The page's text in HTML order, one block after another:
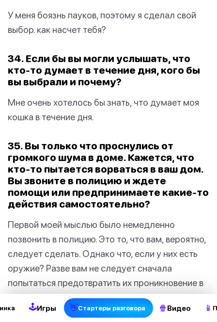
2
У меня боязнь пауков, поэтому я сделал свой
выбор. как насчет тебя?
34. Если бы вы могли услышать, что
кто-то думает в течение дня, кого бы
вы выбрали и почему?
Мне очень хотелось бы знать, что думает моя
кошка в течение дня.
35. Вы только что проснулись от
громкого шума в доме. Кажется, что
кто-то пытается ворваться в ваш дом.
Вы звоните в полицию и ждете
помощи или предпринимаете какие-то
действия самостоятельно?
Первой моей мыслью было немедленно
позвонить в полицию. Это то, что вам, вероятно,
следует сделать. Однако что, если у них есть
оружие? Разве вам не следует сначала
попытаться предотвратить их проникновение в
ваш дом? А может, лучше спрятаться в
комнате? С другой стороны, если бы они могли
🕹Игры 👋Стартеры разговора 🍿 Видео 📱